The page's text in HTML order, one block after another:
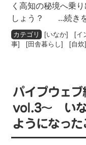
く高知の秘境へ乗
しょう？ ...続き
[いなか] [イ
事] [田舎暮らし] [自炊
パイプウェブ
vol.3〜 いな
ようになった